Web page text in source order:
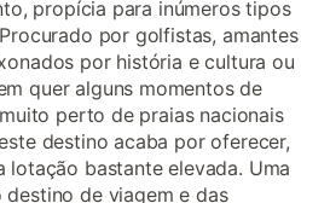
propícia para inúmeros tipos
por golfistas, amantes
por história e cultura ou
quer alguns momentos de
perto de praias nacionais
destino acaba por oferecer,
lotação bastante elevada. Uma
de viagem e das